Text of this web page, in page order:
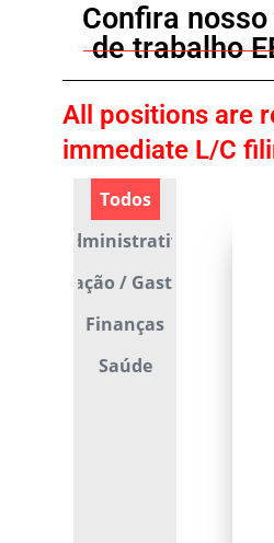
Confira
de trabalho
All positions are
immediate L/C
Administrativo
Alimentação / Gastronomia
Finanças
Saúde
Todos